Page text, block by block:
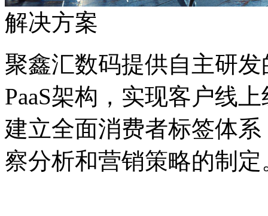
解决方案
聚鑫汇数码提供自主研发
PaaS架构，实现客户线
建立全面消费者标签体系
察分析和营销策略的制定